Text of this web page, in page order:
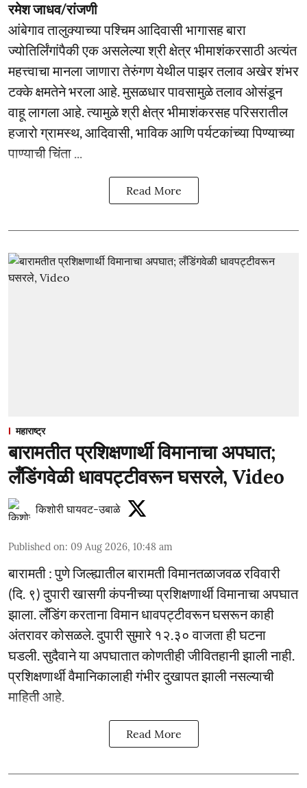
रमेश जाधव/रांजणी
आंबेगाव तालुक्याच्या पश्चिम आदिवासी भागासह बारा
ज्योतिर्लिंगांपैकी एक असलेल्या श्री क्षेत्र भीमाशंकरसाठी अत्यंत
महत्त्वाचा मानला जाणारा तेरुंगण येथील पाझर तलाव अखेर शंभर
टक्के क्षमतेने भरला आहे. मुसळधार पावसामुळे तलाव ओसंडून
वाहू लागला आहे. त्यामुळे श्री क्षेत्र भीमाशंकरसह परिसरातील
हजारो ग्रामस्थ, आदिवासी, भाविक आणि पर्यटकांच्या पिण्याच्या
पाण्याची चिंता ...
Read More
महाराष्ट्र
बारामतीत प्रशिक्षणार्थी विमानाचा अपघात;
लँडिंगवेळी धावपट्टीवरून घसरले, Video
किशोरी घायवट-उबाळे
Published on: 09 Aug 2026, 10:48 am
बारामती : पुणे जिल्ह्यातील बारामती विमानतळाजवळ रविवारी
(दि. ९) दुपारी खासगी कंपनीच्या प्रशिक्षणार्थी विमानाचा अपघात
झाला. लँडिंग करताना विमान धावपट्टीवरून घसरून काही
अंतरावर कोसळले. दुपारी सुमारे १२.३० वाजता ही घटना
घडली. सुदैवाने या अपघातात कोणतीही जीवितहानी झाली नाही.
प्रशिक्षणार्थी वैमानिकालाही गंभीर दुखापत झाली नसल्याची
माहिती आहे.
Read More